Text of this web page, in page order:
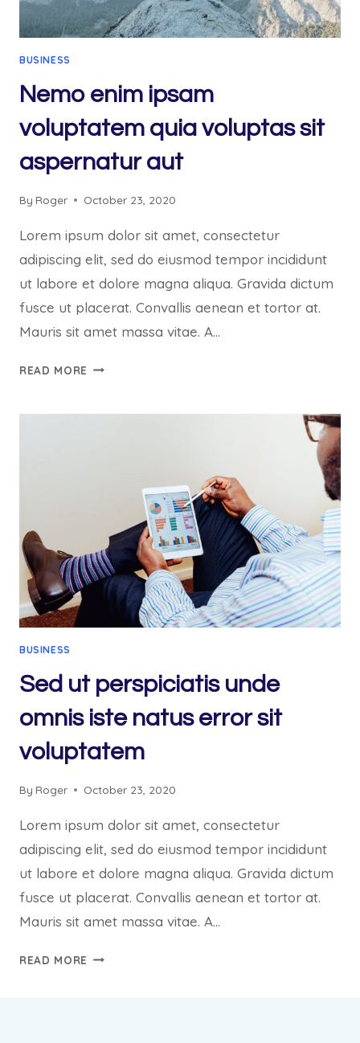
BUSINESS
Nemo enim ipsam
voluptatem quia voluptas sit
aspernatur aut
By Roger October 23, 2020
Lorem ipsum dolor sit amet, consectetur
adipiscing elit, sed do eiusmod tempor incididunt
ut labore et dolore magna aliqua. Gravida dictum
fusce ut placerat. Convallis aenean et tortor at.
Mauris sit amet massa vitae. A…
READ MORE NEMO
ASPERNATUR
BUSINESS
Sed ut perspiciatis unde
omnis iste natus error sit
voluptatem
By Roger October 23, 2020
Lorem ipsum dolor sit amet, consectetur
adipiscing elit, sed do eiusmod tempor incididunt
ut labore et dolore magna aliqua. Gravida dictum
fusce ut placerat. Convallis aenean et tortor at.
Mauris sit amet massa vitae. A…
READ MORE SED